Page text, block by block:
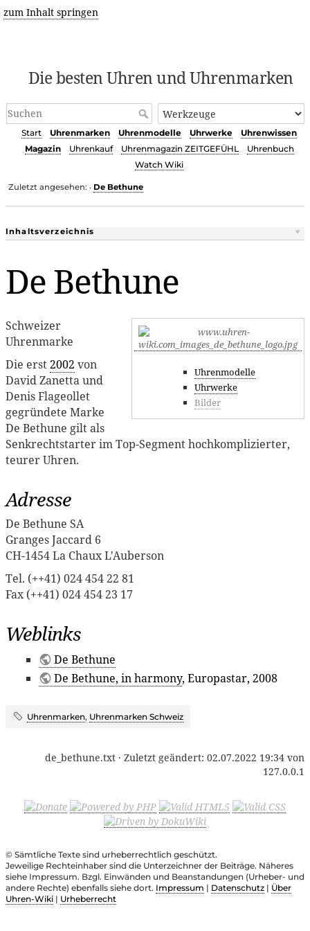
zum Inhalt springen
Die besten Uhren und Uhrenmarken
Start Uhrenmarken Uhrenmodelle Uhrwerke
Uhrenwissen
Magazin
Uhrenkauf Uhrenmagazin ZEITGEFÜHL
Uhrenbuch
Watch Wiki
Zuletzt angesehen: • De Bethune
Inhaltsverzeichnis
De Bethune
Uhrenmodelle
Uhrwerke
Bilder
Schweizer
Uhrenmarke
Die erst2002 von
David Zanetta und
Denis Flageollet
gegründete Marke
De Bethune gilt als
Senkrechtstarter im Top-Segment hochkomplizierter,
teurer Uhren.
Adresse
De Bethune SA
Granges Jaccard 6
CH-1454 La Chaux L'Auberson
Tel. (++41) 024 454 22 81
Fax (++41) 024 454 23 17
Weblinks
De Bethune
De Bethune, in harmony, Europastar, 2008
Uhrenmarken, Uhrenmarken Schweiz
de_bethune.txt · Zuletzt geändert: 02.07.2022 19:34 von
127.0.0.1
© Sämtliche Texte sind urheberrechtlich geschützt.
Jeweilige Rechteinhaber sind die Unterzeichner der Beiträge. Näheres
siehe Impressum. Bzgl. Einwänden und Beanstandungen (Urheber- und
andere Rechte) ebenfalls siehe dort. Impressum | Datenschutz | Über
Uhren-Wiki | Urheberrecht